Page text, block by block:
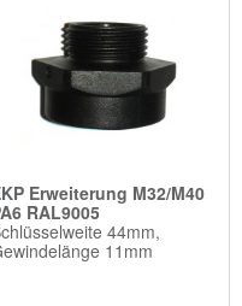
Erweiterung M32/M40
RAL9005
44mm,
11mm